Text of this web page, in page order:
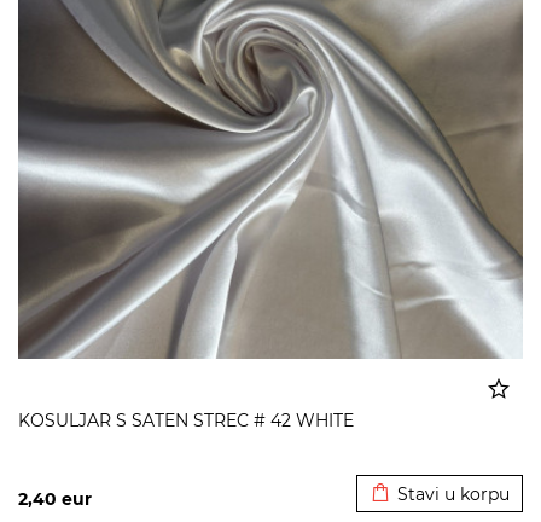
KOSULJAR S SATEN STREC # 42 WHITE
2,40 eur Stavi u korpu